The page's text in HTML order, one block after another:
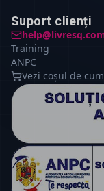
Suport clienți
Training
ANPC
Vezi coșul de